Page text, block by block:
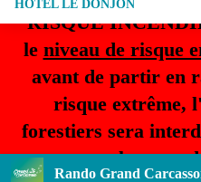
RISQUE
le niveau de risque
avant de partir en
risque extrême,
forestiers sera
plus
Rando Grand
HÔTEL LE DONJON